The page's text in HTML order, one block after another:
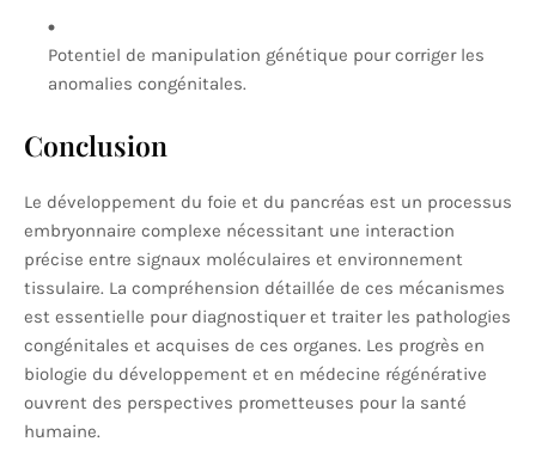
Potentiel de manipulation génétique pour corriger les
anomalies congénitales.
Conclusion
Le développement du foie et du pancréas est un processus
embryonnaire complexe nécessitant une interaction
précise entre signaux moléculaires et environnement
tissulaire. La compréhension détaillée de ces mécanismes
est essentielle pour diagnostiquer et traiter les pathologies
congénitales et acquises de ces organes. Les progrès en
biologie du développement et en médecine régénérative
ouvrent des perspectives prometteuses pour la santé
humaine.